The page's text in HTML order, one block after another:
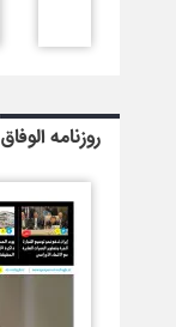
روزنامه الوفاق